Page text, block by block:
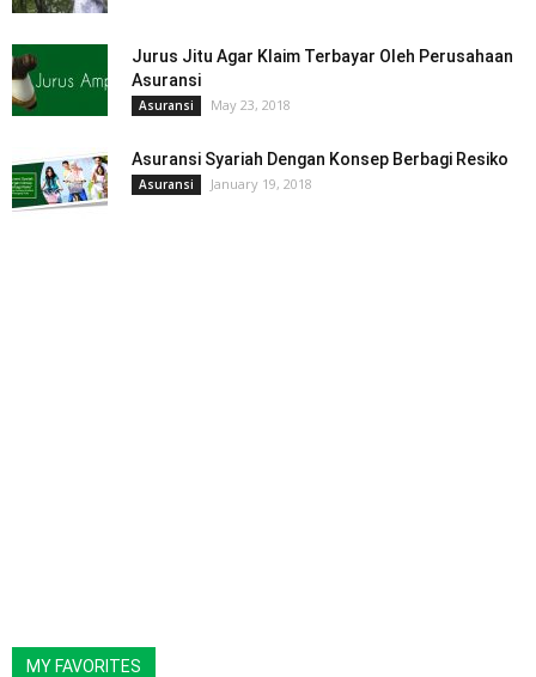
Jurus Jitu Agar Klaim Terbayar Oleh Perusahaan
Asuransi
Asuransi May 23, 2018
Asuransi Syariah Dengan Konsep Berbagi Resiko
Asuransi January 19, 2018
MY FAVORITES